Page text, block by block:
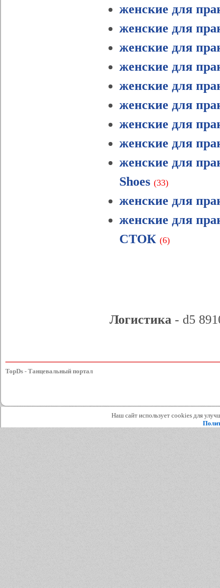
женские для
женские для
женские для
женские для
женские для
женские для
женские для
женские для
женские для
Shoes (33)
женские для
женские для
СТОК (6)
Логистика - d5
TopDs - Танцевальный портал
Наш сайт использует cookies для